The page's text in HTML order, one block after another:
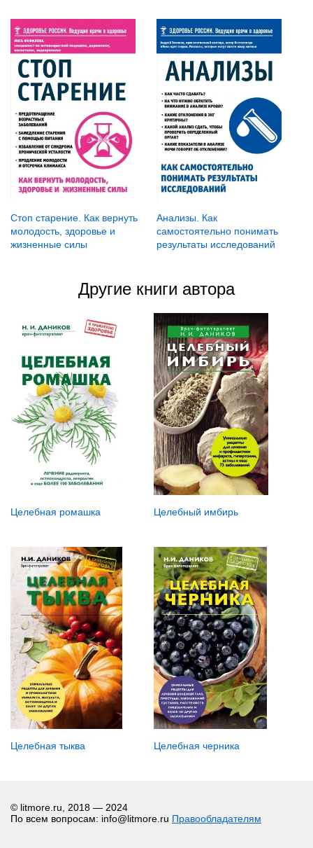
Стоп старение. Как вернуть
молодость, здоровье и
жизненные силы
Анализы. Как
самостоятельно понимать
результаты исследований
Другие книги автора
Целебная ромашка Целебный имбирь
Целебная тыква Целебная черника
© litmore.ru, 2018 — 2024
По всем вопросам: info@litmore.ru Правообладателям